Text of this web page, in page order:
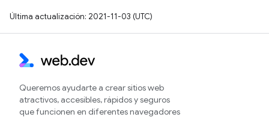
Última actualización: 2021-11-03 (UTC)
Queremos ayudarte a crear sitios web
atractivos, accesibles, rápidos y seguros
que funcionen en diferentes navegadores